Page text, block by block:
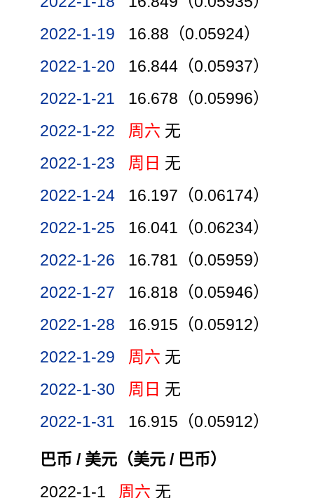
2022-1-19
16.88（0.05924）
2022-1-20
16.844（0.05937）
2022-1-21
16.678（0.05996）
2022-1-22
周六 无
2022-1-23
周日 无
2022-1-24
16.197（0.06174）
2022-1-25
16.041（0.06234）
2022-1-26
16.781（0.05959）
2022-1-27
16.818（0.05946）
2022-1-28
16.915（0.05912）
2022-1-29
周六 无
2022-1-30
周日 无
2022-1-31
16.915（0.05912）
巴币 / 美元（美元 / 巴币）
2022-1-1 周六 无